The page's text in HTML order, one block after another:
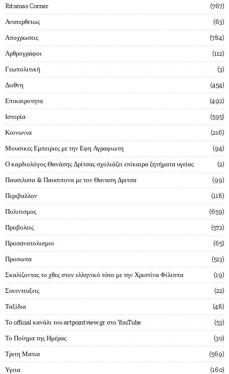
Ritsmas Corner 767
Ανυπερθετως 63
Αποχρωσεις 784
Αρθρογράφοι 112
Γεωπολιτική 3
Διεθνη 454
Επικαιροτητα 492
Ιστορία 595
Κοινωνια 216
Μουσικες Εμπειριες με την Εφη Αγραφιωτη 94
Ο καρδιολόγος Θανάσης Δρίτσας σχολιάζει επίκαιρα ζητήματα υγείας 2
Παυσιλυπα & Παυσιπονα με τον Θαναση Δριτσα 99
Περιβαλλον 118
Πολιτισμος 659
Προβολεις 572
Προσανατολισμοι 65
Προσωπα 513
Σκαλίζοντας το χθες στον ελληνικό τύπο με την Χριστίνα Φίλιππα 19
Συνεντευξεις 22
Ταξίδια 48
Το official κανάλι του artpointview.gr στο YouTube 53
Το Ποίημα της Ημέρας 30
Τριτη Ματια 569
Υγεια 160